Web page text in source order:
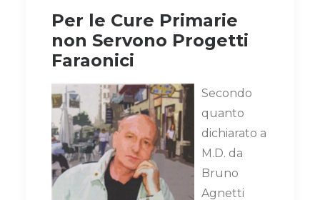
Per le Cure Primarie
non Servono Progetti
Faraonici
Secondo
quanto
dichiarato a
M.D. da
Bruno
Agnetti